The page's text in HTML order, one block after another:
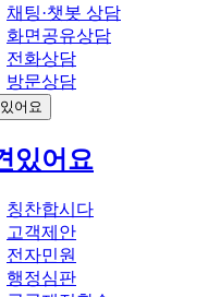
채팅·챗봇 상담
화면공유상담
전화상담
방문상담
어요
있어요
칭찬합시다
고객제안
전자민원
행정심판